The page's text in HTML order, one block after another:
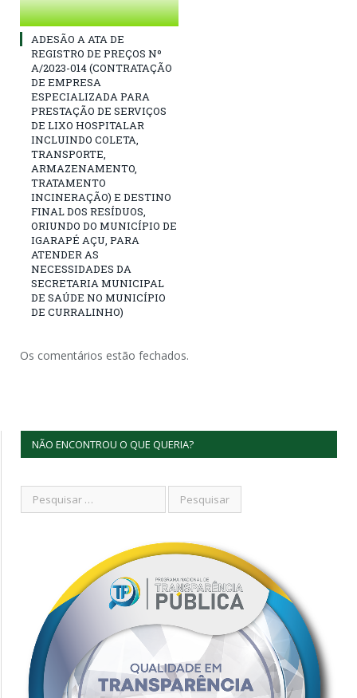
ADESÃO A ATA DE
REGISTRO DE PREÇOS Nº
A/2023-014 (CONTRATAÇÃO
DE EMPRESA
ESPECIALIZADA PARA
PRESTAÇÃO DE SERVIÇOS
DE LIXO HOSPITALAR
INCLUINDO COLETA,
TRANSPORTE,
ARMAZENAMENTO,
TRATAMENTO
INCINERAÇÃO) E DESTINO
FINAL DOS RESÍDUOS,
ORIUNDO DO MUNICÍPIO DE
IGARAPÉ AÇU, PARA
ATENDER AS
NECESSIDADES DA
SECRETARIA MUNICIPAL
DE SAÚDE NO MUNICÍPIO
DE CURRALINHO)
Os comentários estão fechados.
NÃO ENCONTROU O QUE QUERIA?